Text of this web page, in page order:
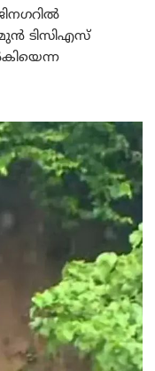
മുൻ ടിസിഎസ്